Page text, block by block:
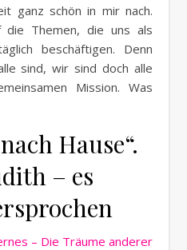
ganz schön in mir nach.
Themen, die uns als
beschäftigen. Denn
sind, wir sind doch alle
Mission. Was
Hause“.
– es
– Die Träume anderer